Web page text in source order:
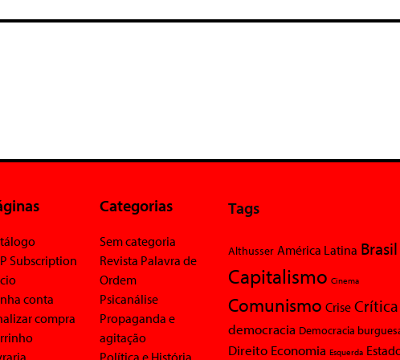
Subscription
conta
compra
Categorias
Sem categoria
Revista Palavra de
Ordem
Psicanálise
Propaganda e
agitação
Tags
Althusser América Latina Brasil
Capitalismo Cinema
Comunismo Crise Crítica
democracia Democracia
Direito Economia Esquerda